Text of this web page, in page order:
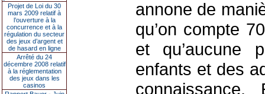
Projet de Loi du 30
mars 2009 relatif à
l’ouverture à la
concurrence et à la
régulation du secteur
des jeux d’argent et
de hasard en ligne
Arrêté du 24
décembre 2008 relatif
à la réglementation
des jeux dans les
casinos
annone de
qu’on compte
et qu’aucune
enfants et des